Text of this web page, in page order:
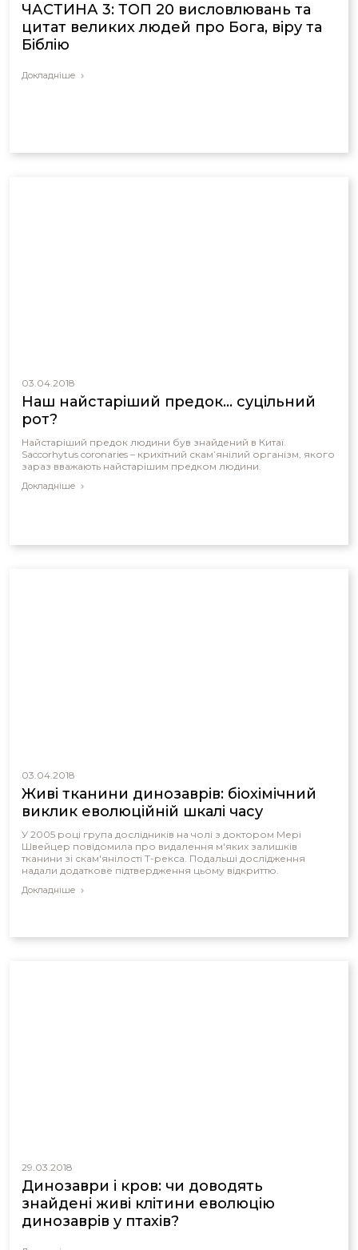
ЧАСТИНА 3: ТОП 20 висловлювань та
цитат великих людей про Бога, віру та
Біблію
Докладніше
03.04.2018
Наш найстаріший предок... суцільний
рот?
Найстаріший предок людини був знайдений в Китаї.
Saccorhytus coronaries – крихітний скам’янілий організм, якого
зараз вважають найстарішим предком людини.
Докладніше
03.04.2018
Живі тканини динозаврів: біохімічний
виклик еволюційній шкалі часу
У 2005 році група дослідників на чолі з доктором Мері
Швейцер повідомила про видалення м'яких залишків
тканини зі скам'янілості Т-рекса. Подальші дослідження
надали додаткове підтвердження цьому відкриттю.
Докладніше
29.03.2018
Динозаври і кров: чи доводять
знайдені живі клітини еволюцію
динозаврів у птахів?